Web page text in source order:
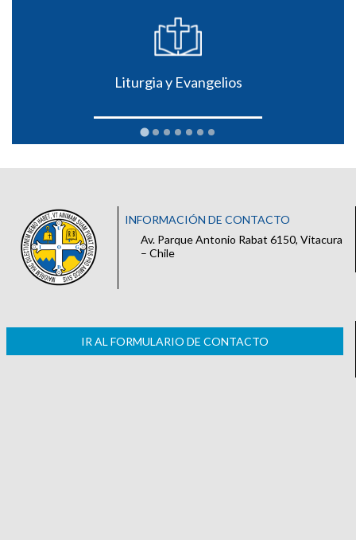
Liturgia y Evangelios
INFORMACIÓN DE CONTACTO
Av. Parque Antonio Rabat 6150, Vitacura
– Chile
IR AL FORMULARIO DE CONTACTO